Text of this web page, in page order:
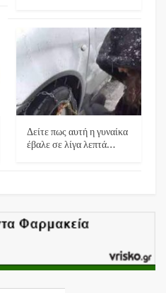
Δείτε πως αυτή η γυναίκα
έβαλε σε λίγα λεπτά…